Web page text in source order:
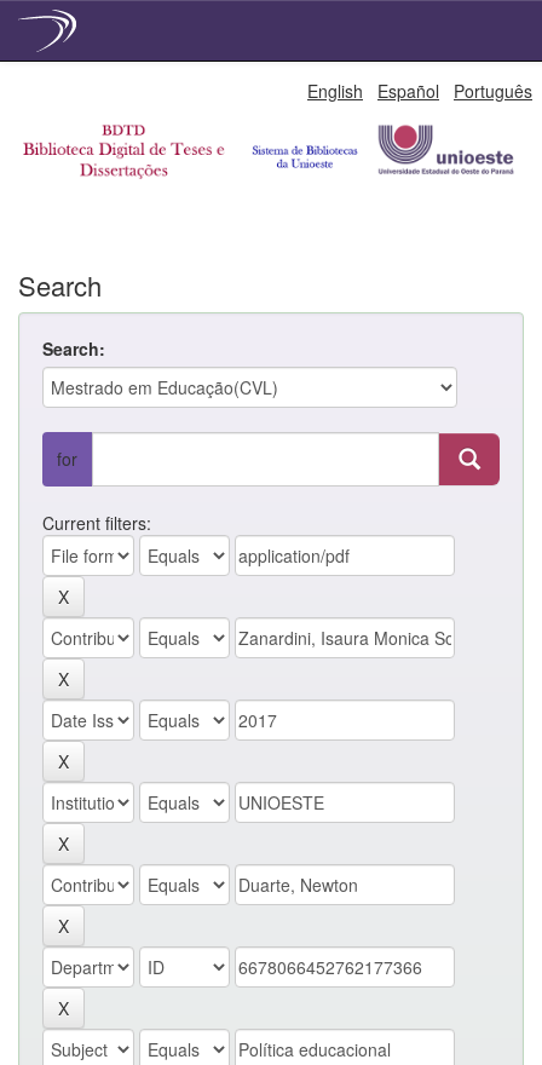
English Español Português
Search
Search:
for
Current filters: